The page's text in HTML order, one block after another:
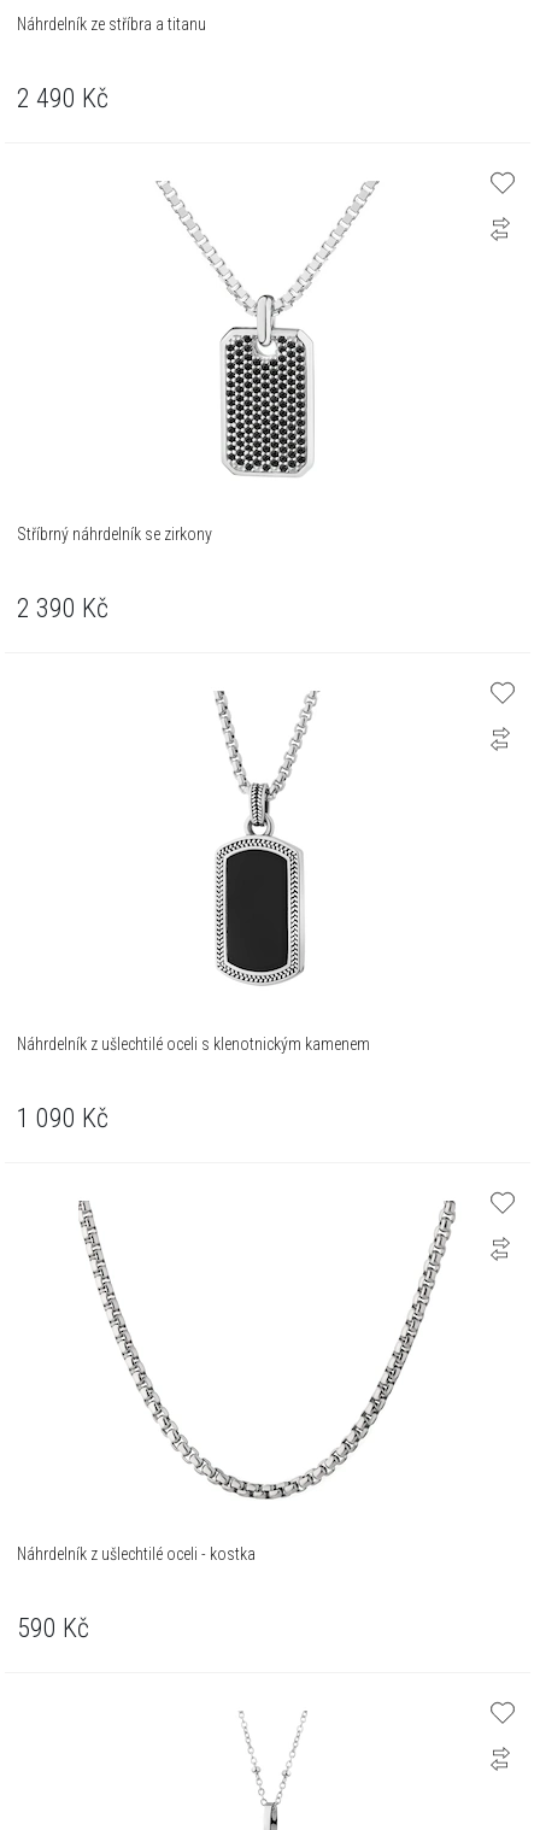
Náhrdelník ze stříbra a titanu
2 490 Kč
Stříbrný náhrdelník se zirkony
2 390 Kč
Náhrdelník z ušlechtilé oceli s klenotnickým kamenem
1 090 Kč
Náhrdelník z ušlechtilé oceli - kostka
590 Kč